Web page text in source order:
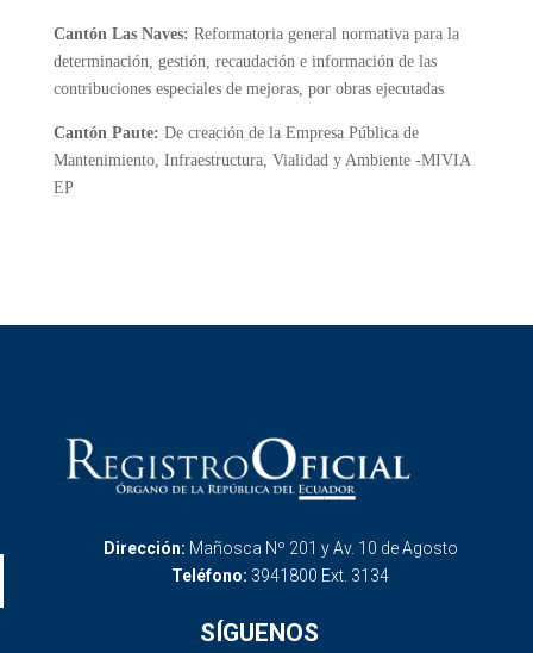
Cantón Las Naves: Reformatoria general normativa para la
determinación, gestión, recaudación e información de las
contribuciones especiales de mejoras, por obras ejecutadas
Cantón Paute: De creación de la Empresa Pública de
Mantenimiento, Infraestructura, Vialidad y Ambiente -MIVIA
EP
Dirección: Mañosca Nº 201 y Av. 10 de Agosto
Teléfono: 3941800 Ext. 3134
SÍGUENOS